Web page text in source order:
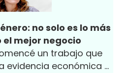
no solo es lo más
el mejor negocio
un trabajo que
evidencia económica y